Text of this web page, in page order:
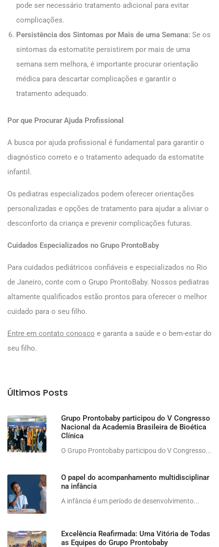
pode ser necessário tratamento adicional para evitar
complicações.
Persistência dos Sintomas por Mais de uma Semana: Se os
sintomas da estomatite persistirem por mais de uma
semana sem melhora, é importante procurar orientação
médica para descartar complicações e garantir o
tratamento adequado.
Por que Procurar Ajuda Profissional
A busca por ajuda profissional é fundamental para garantir o
diagnóstico correto e o tratamento adequado da estomatite
infantil.
Os pediatras especializados podem oferecer orientações
personalizadas e opções de tratamento para ajudar a aliviar o
desconforto da criança e prevenir complicações futuras.
Cuidados Especializados no Grupo ProntoBaby
Para cuidados pediátricos confiáveis e especializados no Rio
de Janeiro, conte com o Grupo ProntoBaby. Nossos pediatras
altamente qualificados estão prontos para oferecer o melhor
cuidado para o seu filho.
Entre em contato conosco e garanta a saúde e o bem-estar do
seu filho.
Últimos Posts
Grupo Prontobaby participou do V Congresso
Nacional da Academia Brasileira de Bioética
Clínica
O Grupo Prontobaby participou do V Congresso...
O papel do acompanhamento multidisciplinar
na infância
A infância é um período de desenvolvimento...
Excelência Reafirmada: Uma Vitória de Todas
as Equipes do Grupo Prontobaby